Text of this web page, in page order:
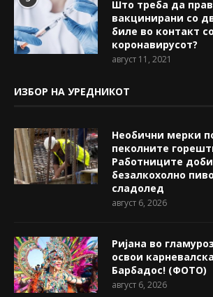
Што треба да
вакцинирани со
биле во контакт
коронавирусот?
август 11, 2021
ИЗБОР НА УРЕДНИКОТ
Необични мерки
пеколните
Работниците
безалкохолно
сладолед
август 6, 2026
Ријана во
освои
Барбадос! (ФОТО)
август 6, 2026